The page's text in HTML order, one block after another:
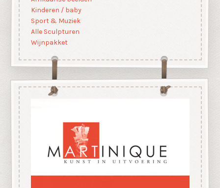
Kinderen / baby
Sport & Muziek
Alle Sculpturen
Wijnpakket